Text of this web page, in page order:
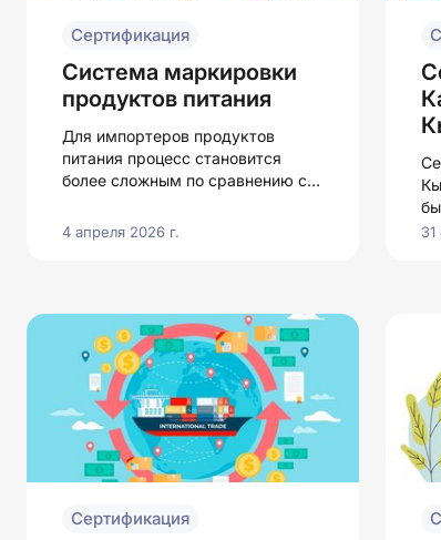
Сертификация
Система маркировки
продуктов питания
Для импортеров продуктов
питания процесс становится
более сложным по сравнению с
4 апреля 2026 г.
Сертификация